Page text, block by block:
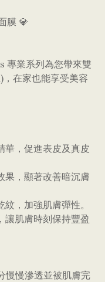
膜 💎
專業系列為您帶來雙
在家也能享受美容
華，促進表皮及真皮
果，顯著改善暗沉膚
，加強肌膚彈性。
讓肌膚時刻保持豐盈
慢慢滲透並被肌膚完